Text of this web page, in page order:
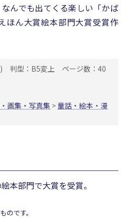
んでも出てくる楽しい「かば
ほん大賞絵本部門大賞受賞作
判型：B5変上
ページ数：40
画集・写真集 > 童話・絵本・漫
本部門で大賞を受賞。
のです。